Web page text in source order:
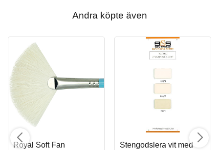
Andra köpte även
Royal Soft Fan
Stengodslera vit med